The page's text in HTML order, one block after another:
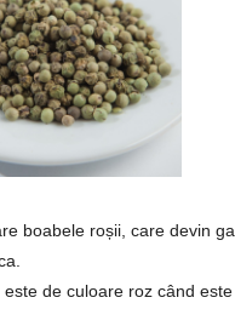
boabele roșii, care devin
, este de culoare roz când